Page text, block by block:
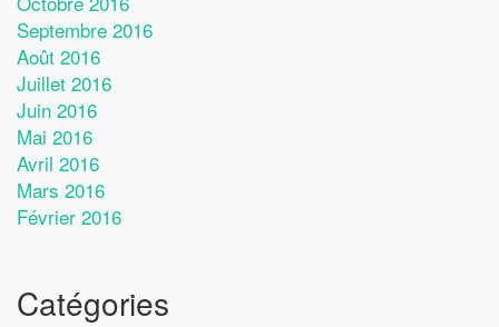
Septembre 2016
Août 2016
Juillet 2016
Juin 2016
Mai 2016
Avril 2016
Mars 2016
Février 2016
Catégories